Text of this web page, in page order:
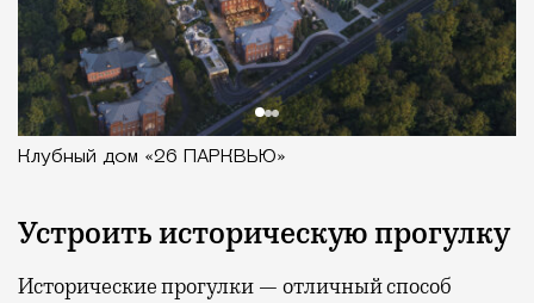
Клубный дом «26 ПАРКВЬЮ»
Устроить историческую прогулку
Исторические прогулки — отличный способ